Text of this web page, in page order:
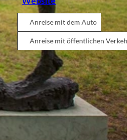
Anreise mit dem Auto
Anreise mit öffentlichen